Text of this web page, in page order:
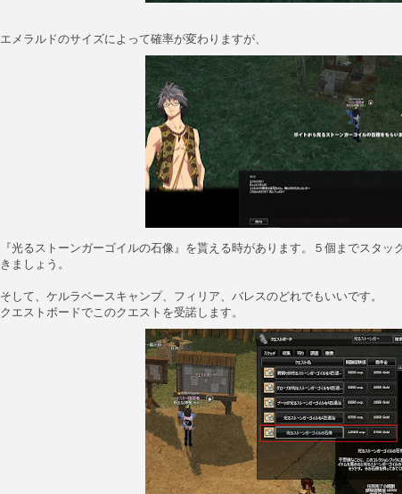
エメラルドのサイズによって確率が変わりますが、
『光るストーンガーゴイルの石像』を貰える時があります。５個までスタッ
きましょう。
そして、ケルラベースキャンプ、フィリア、バレスのどれでもいいです。
クエストボードでこのクエストを受諾します。